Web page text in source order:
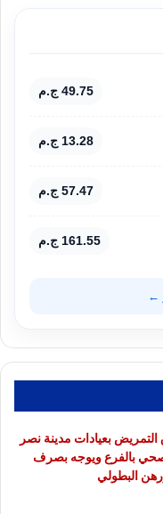
49.75 ج.م
13.28 ج.م
57.47 ج.م
161.55 ج.م
←
بعيادات مدينة نصر
بالفرع ويوجه بصرف
البطولي